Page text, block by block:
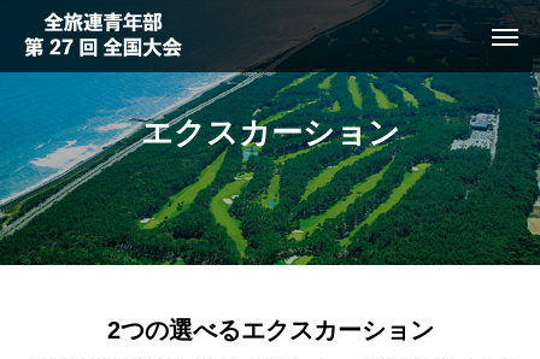
エクスカーション
2つの選べるエクスカーション